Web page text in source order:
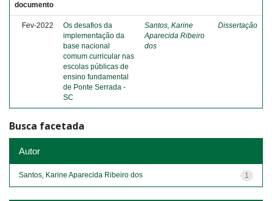
documento
Fev-2022
Os desafios da
implementação da
base nacional
comum curricular nas
escolas públicas de
ensino fundamental
de Ponte Serrada -
SC
Santos, Karine
Aparecida Ribeiro
dos
Dissertação
Busca facetada
Autor
1
Santos, Karine Aparecida Ribeiro dos